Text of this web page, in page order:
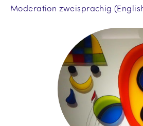
Moderation zweisprachig